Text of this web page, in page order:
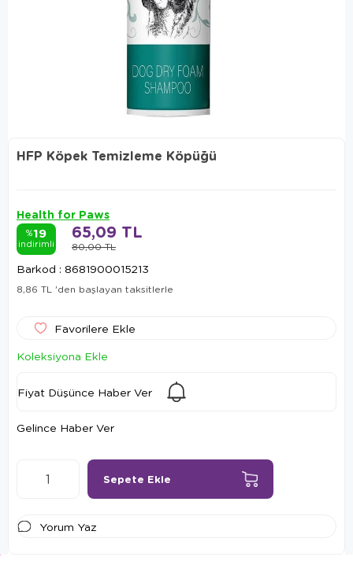
HFP Köpek Temizleme Köpüğü
Health for Paws
%19
indirimli 80,00 TL
65,09 TL
Barkod : 8681900015213
8,86 TL 'den başlayan taksitlerle
Favorilere Ekle
Koleksiyona Ekle
Fiyat Düşünce Haber Ver
Gelince Haber Ver
Yorum Yaz